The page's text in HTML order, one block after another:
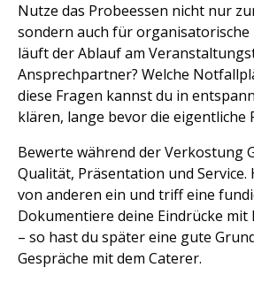
Nutze das Probeessen nicht nur
sondern auch für organisatorische
läuft der Ablauf am
Ansprechpartner? Welche
diese Fragen kannst du in
klären, lange bevor die eigentliche
Bewerte während der Verkostung
Qualität, Präsentation und Service.
von anderen ein und triff eine
Dokumentiere deine Eindrücke mit
– so hast du später eine gute
Gespräche mit dem Caterer.